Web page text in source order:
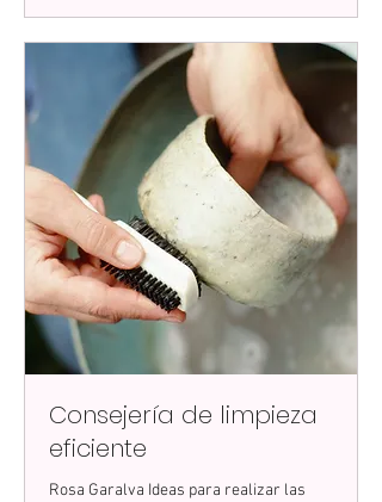
Consejería de limpieza
eficiente
Rosa Garalva Ideas para realizar las